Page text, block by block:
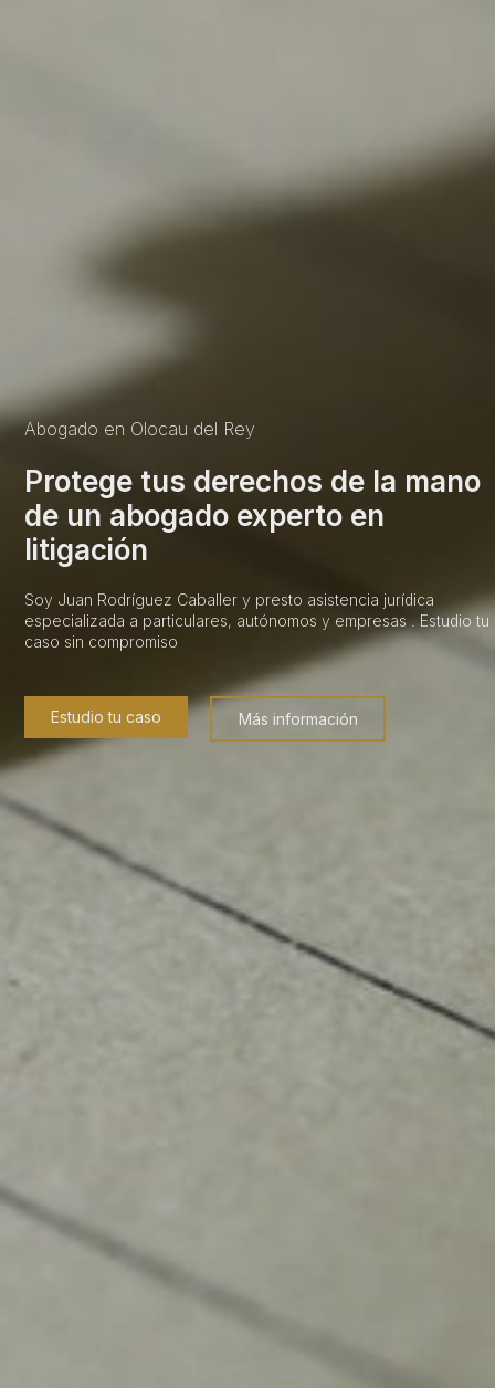
Abogado en Olocau del Rey
Protege tus derechos de la mano
de un abogado experto en
litigación
Soy Juan Rodríguez Caballer y presto asistencia jurídica
especializada a particulares, autónomos y empresas . Estudio tu
caso sin compromiso
Estudio tu caso Más información